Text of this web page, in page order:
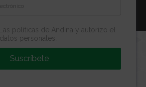
de Privacidad
políticas de Andina y autorizo el
personales.
Suscríbete